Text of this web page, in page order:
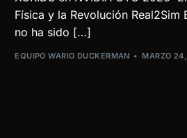
Física y la Revolución Real2Sim
no ha sido […]
EQUIPO WARIO DUCKERMAN MARZO